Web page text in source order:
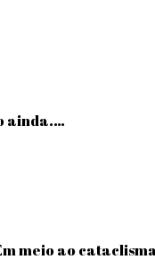
ainda.…
meio ao